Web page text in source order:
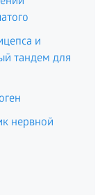
и
тандем для
нервной